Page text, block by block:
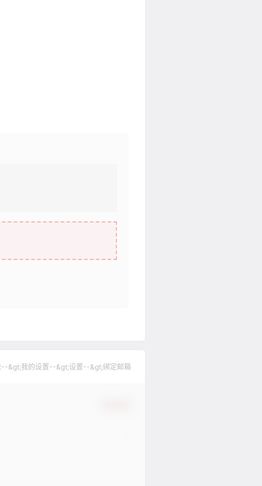
--&gt;我的设置--&gt;设置--&gt;绑定邮箱